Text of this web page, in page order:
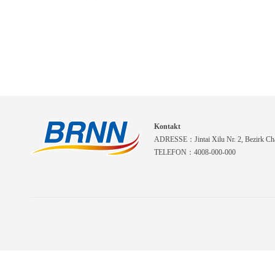
Kontakt
ADRESSE：Jintai Xilu Nr. 2, Bezirk
TELEFON：4008-000-000